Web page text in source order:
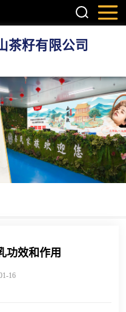
茶籽有限公司
功效和作用
16